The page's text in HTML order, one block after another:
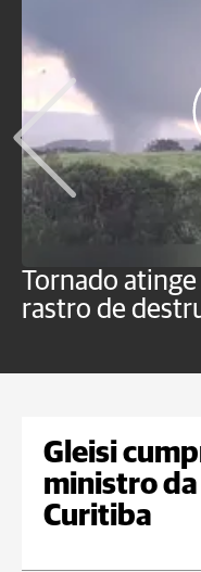
Tornado atinge
rastro de
Gleisi
ministro da
Curitiba